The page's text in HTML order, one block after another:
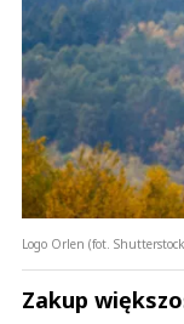
Logo Orlen (fot.
Zakup